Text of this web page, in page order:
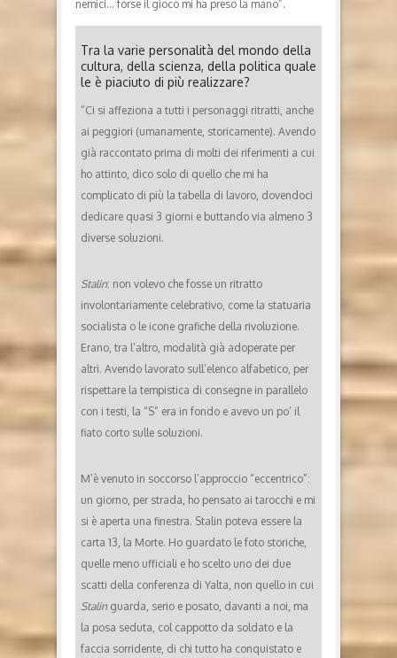
nemici… forse il gioco mi ha preso la mano”.
Tra la varie personalità del mondo della
cultura, della scienza, della politica quale
le è piaciuto di più realizzare?
“Ci si affeziona a tutti i personaggi ritratti, anche
ai peggiori (umanamente, storicamente). Avendo
già raccontato prima di molti dei riferimenti a cui
ho attinto, dico solo di quello che mi ha
complicato di più la tabella di lavoro, dovendoci
dedicare quasi 3 giorni e buttando via almeno 3
diverse soluzioni.
Stalin: non volevo che fosse un ritratto
involontariamente celebrativo, come la statuaria
socialista o le icone grafiche della rivoluzione.
Erano, tra l’altro, modalità già adoperate per
altri. Avendo lavorato sull’elenco alfabetico, per
rispettare la tempistica di consegne in parallelo
con i testi, la “S” era in fondo e avevo un po’ il
fiato corto sulle soluzioni.
M’è venuto in soccorso l’approccio “eccentrico”:
un giorno, per strada, ho pensato ai tarocchi e mi
si è aperta una finestra. Stalin poteva essere la
carta 13, la Morte. Ho guardato le foto storiche,
quelle meno ufficiali e ho scelto uno dei due
scatti della conferenza di Yalta, non quello in cui
Stalinguarda, serio e posato, davanti a noi, ma
la posa seduta, col cappotto da soldato e la
faccia sorridente, di chi tutto ha conquistato e